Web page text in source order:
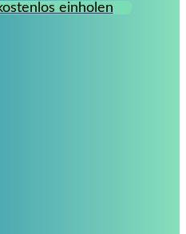
einholen